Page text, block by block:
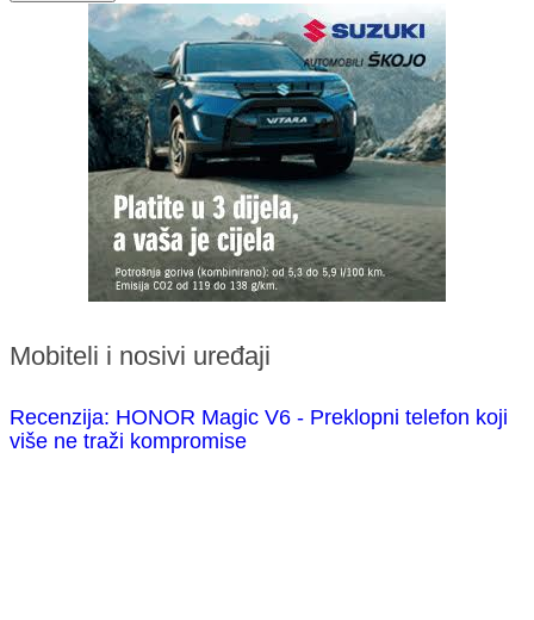
Mobiteli i nosivi uređaji
Recenzija: HONOR Magic V6 - Preklopni telefon koji
više ne traži kompromise